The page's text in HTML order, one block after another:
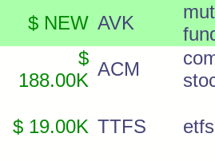
$ NEW AVK
$
188.00K
ACM
$ 19.00K TTFS etfs